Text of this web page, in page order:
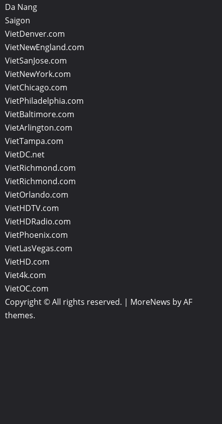
Da Nang
Saigon
VietDenver.com
VietNewEngland.com
VietSanJose.com
VietNewYork.com
VietChicago.com
VietPhiladelphia.com
VietBaltimore.com
VietArlington.com
VietTampa.com
VietDC.net
VietRichmond.com
VietRichmond.com
VietOrlando.com
VietHDTV.com
VietHDRadio.com
VietPhoenix.com
VietLasVegas.com
VietHD.com
Viet4k.com
VietOC.com
Copyright © All rights reserved. | MoreNews by AF
themes.